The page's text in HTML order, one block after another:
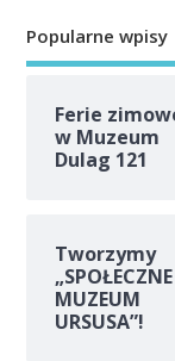
Popularne wpisy
Ferie
w Muzeum
Dulag 121
Tworzymy
„SPOŁECZNE
MUZEUM
URSUSA”!